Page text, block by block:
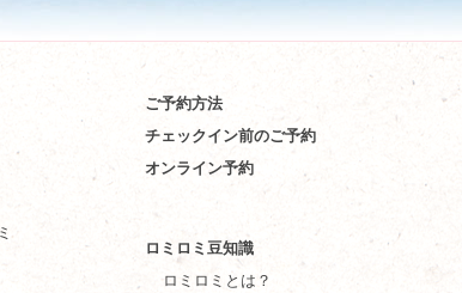
ご予約方法
チェックイン前のご予約
オンライン予約
ロミロミ豆知識
ロミロミとは？